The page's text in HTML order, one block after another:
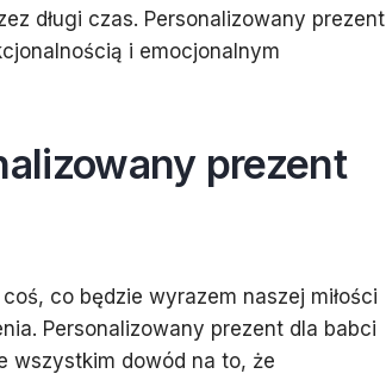
długi czas. Personalizowany prezent
i emocjonalnym
prezent
co będzie wyrazem naszej miłości
Personalizowany prezent dla babci
wszystkim dowód na to, że